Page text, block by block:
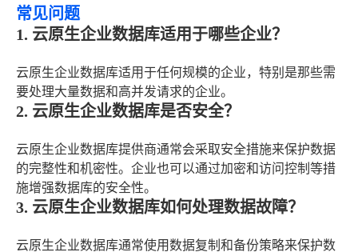
常见问题
1. 云原生企业数据库适用于哪些企业？
云原生企业数据库适用于任何规模的企业，特别是那些需
要处理大量数据和高并发请求的企业。
2. 云原生企业数据库是否安全？
云原生企业数据库提供商通常会采取安全措施来保护数据
的完整性和机密性。企业也可以通过加密和访问控制等措
施增强数据库的安全性。
3. 云原生企业数据库如何处理数据故障？
云原生企业数据库通常使用数据复制和备份策略来保护数